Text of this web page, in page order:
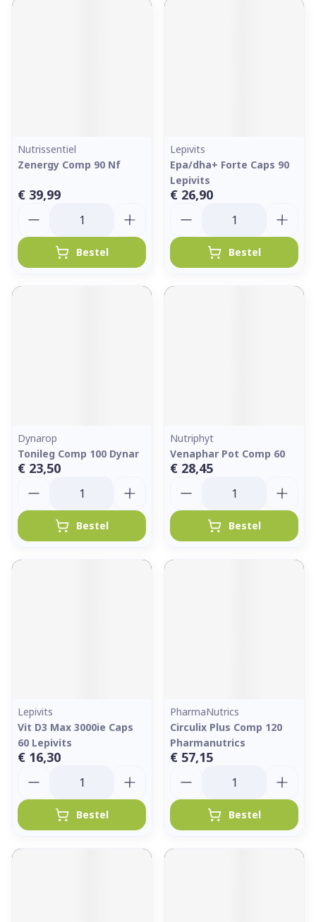
Nutrissentiel
Zenergy Comp 90 Nf
€ 39,99
Bestel
Lepivits
Epa/dha+ Forte Caps 90
Lepivits
€ 26,90
Bestel
Dynarop
Tonileg Comp 100 Dynar
€ 23,50
Bestel
Nutriphyt
Venaphar Pot Comp 60
€ 28,45
Bestel
Lepivits
Vit D3 Max 3000ie Caps
60 Lepivits
€ 16,30
Bestel
PharmaNutrics
Circulix Plus Comp 120
Pharmanutrics
€ 57,15
Bestel